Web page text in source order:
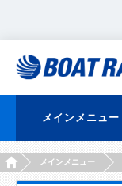
メインメニュー
HOMEメインメニュー